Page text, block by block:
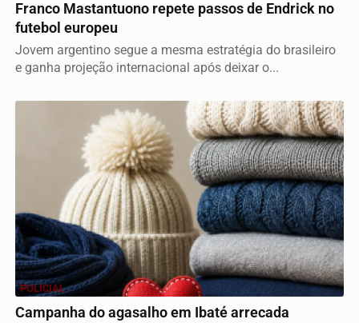
Franco Mastantuono repete passos de Endrick no
futebol europeu
Jovem argentino segue a mesma estratégia do brasileiro
e ganha projeção internacional após deixar o...
POLICIAL
Campanha do agasalho em Ibaté arrecada